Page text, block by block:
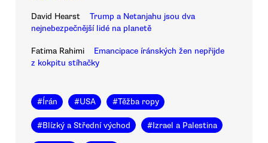
David Hearst
Trump a Netanjahu jsou dva
nejnebezpečnější lidé na planetě
Fatima Rahimi
Emancipace íránských žen nepřijde
z kokpitu stíhačky
#Írán #USA #Těžba ropy
#Blízký a Střední východ #Izrael a Palestina